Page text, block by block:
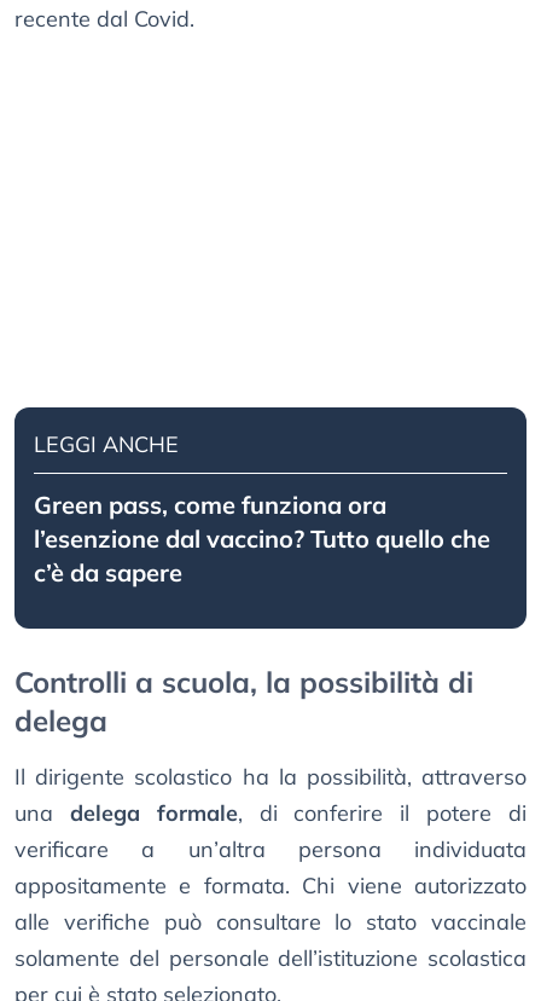
recente dal Covid.
LEGGI ANCHE
Green pass, come funziona ora
l’esenzione dal vaccino? Tutto quello che
c’è da sapere
Controlli a scuola, la possibilità di
delega
Il dirigente scolastico ha la possibilità, attraverso
una delega formale, di conferire il potere di
verificare a un’altra persona individuata
appositamente e formata. Chi viene autorizzato
alle verifiche può consultare lo stato vaccinale
solamente del personale dell’istituzione scolastica
per cui è stato selezionato.